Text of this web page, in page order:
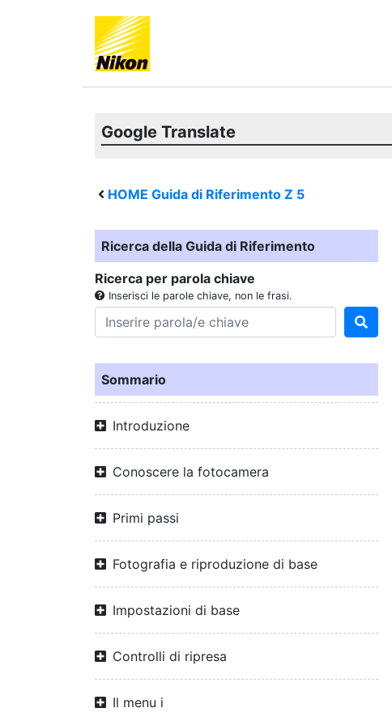
Google Translate
HOME Guida di Riferimento Z 5
Ricerca della Guida di Riferimento
Ricerca per parola chiave
Inserisci le parole chiave, non le frasi.
Sommario
Introduzione
Conoscere la fotocamera
Primi passi
Fotografia e riproduzione di base
Impostazioni di base
Controlli di ripresa
Il menu i